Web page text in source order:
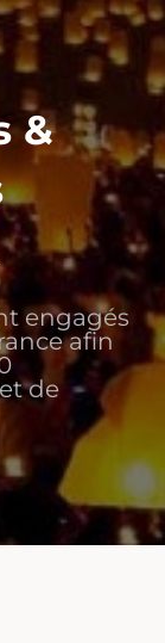
&
engagés
afin
de